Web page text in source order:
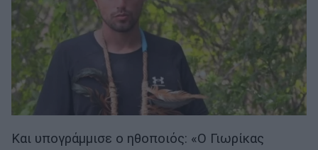
Και υπογράμμισε ο ηθοποιός: «Ο Γιωρίκας